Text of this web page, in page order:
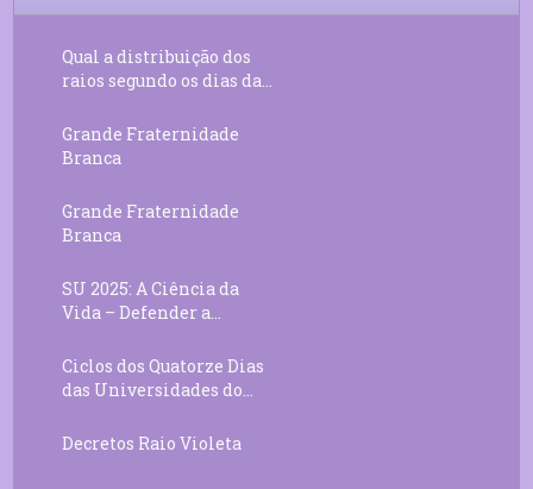
Qual a distribuição dos
raios segundo os dias da...
Grande Fraternidade
Branca
Grande Fraternidade
Branca
SU 2025: A Ciência da
Vida – Defender a...
Ciclos dos Quatorze Dias
das Universidades do...
Decretos Raio Violeta